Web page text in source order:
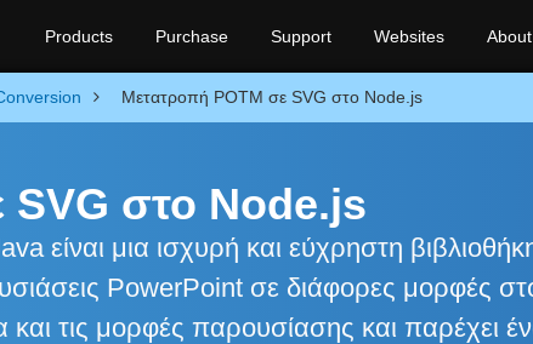
Products Purchase Support Websites About
Μετατροπή POTM σε SVG στο Node.js
στο Node.js
είναι μια ισχυρή και εύχρηστη
PowerPoint σε διάφορες μορφές
και τις μορφές παρουσίασης και παρέχει